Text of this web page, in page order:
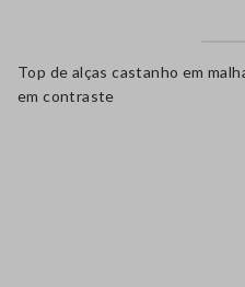
Top de alças castanho em
em contraste